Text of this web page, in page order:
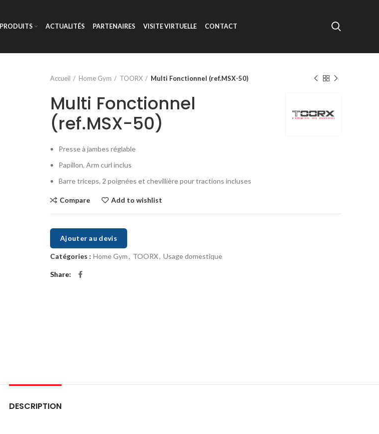
PRODUITS ACTUALITÉS PARTENAIRES VISITE VIRTUELLE CONTACT
Accueil Home Gym TOORX Multi Fonctionnel (ref.MSX-50)
Multi Fonctionnel
(ref.MSX-50)
Presse à jambes réglable
Papillon, Arm curl inclus
Barre triceps, 2 poignées et chevillière pour tractions incluses
Compare Add to wishlist
Ajouter au devis
Catégories : Home Gym, TOORX, Usage domestique
Share
DESCRIPTION